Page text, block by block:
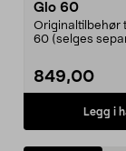
Glo 60
Originaltilbehør
60 (selges
849,00
Legg i